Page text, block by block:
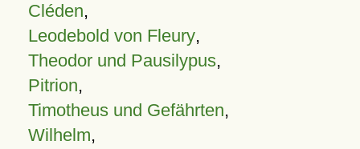
Cléden,
Leodebold von Fleury,
Theodor und Pausilypus,
Pitrion,
Timotheus und Gefährten,
Wilhelm,